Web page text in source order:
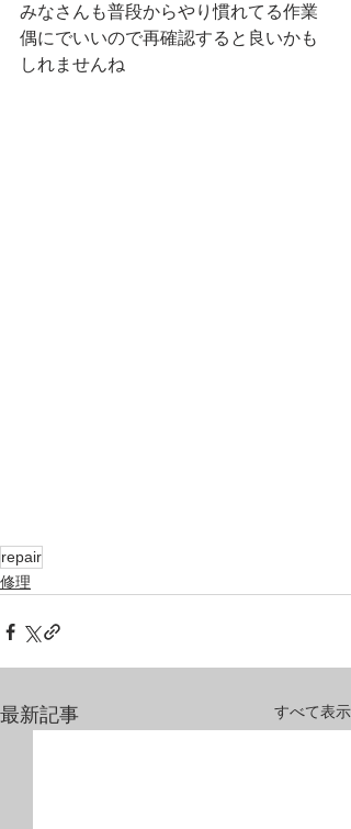
みなさんも普段からやり慣れてる作業
偶にでいいので再確認すると良いかも
しれませんね
repair
修理
最新記事 すべて表示